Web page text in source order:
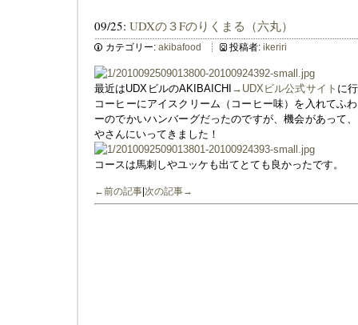
09/25: UDXの３Fのりくまる（六丸）
カテゴリー: akibafood 投稿者: ikeriri
最近はUDXビルのAKIBAICHI →UDXビル公式サイト に
コーヒーにアイスクリーム（コーヒー味）を入れてふ
ーのでかいハンバーグだったのですが、機会があって
やさんにいってきました！
コースは馬刺しやユッケも出てとても良かったです。
←前の記事 次の記事→